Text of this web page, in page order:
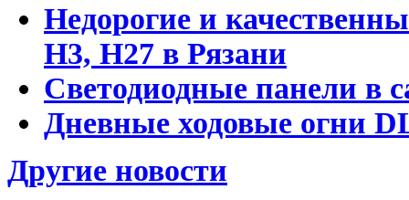
Недорогие и
Н3, Н27 в Рязани
Светодиодные панели в
Дневные ходовые огни
Другие новости